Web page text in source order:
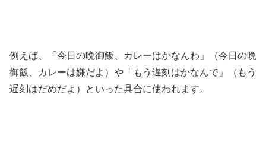
例えば、「今日の晩御飯、カレーはかなんわ」（今日の晩
御飯、カレーは嫌だよ）や「もう遅刻はかなんで」（もう
遅刻はだめだよ）といった具合に使われます。